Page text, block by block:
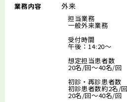
業務内容 外来
担当業務
一般外来業務
受付時間
午後：14:20～
想定担当患者数
20名/回～40名/回
初診・再診患者数
初診患者数約2名/
20名/回～40名/回